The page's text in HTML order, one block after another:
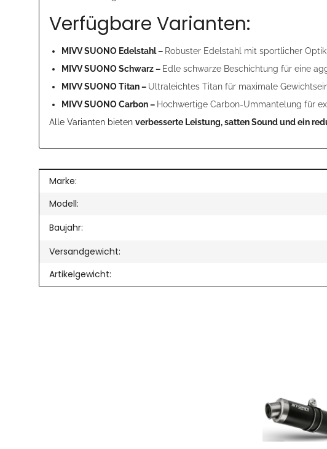
Verfügbare Varianten:
MIVV SUONO Edelstahl – Robuster Edelstahl mit sportlicher Optik
MIVV SUONO Schwarz – Edle schwarze Beschichtung für eine
MIVV SUONO Titan – Ultraleichtes Titan für maximale
MIVV SUONO Carbon – Hochwertige Carbon-Ummantelung für
Alle Varianten bieten verbesserte Leistung, satten Sound und ein
Produkteigenschaft
Wert
Marke:
Modell:
Baujahr:
Versandgewicht:
Artikelgewicht: